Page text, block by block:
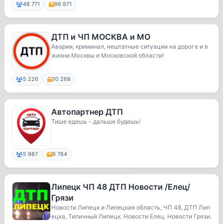
48 771 96 971
ДТП и ЧП МОСКВА и МО
Аварии, криминал, нештатные ситуации на дороге и в
жизни Москвы и Московской области!
5 226 10 268
Автопартнер ДТП
Тише едешь - дальше будешь!
5 987 6 784
Липецк ЧП 48 ДТП Новости /Елец/
Грязи
Новости Липецк и Липецкая область, ЧП 48, ДТП Лип
ецка, Типичный Липецк. Новости Елец. Новости Грязи.